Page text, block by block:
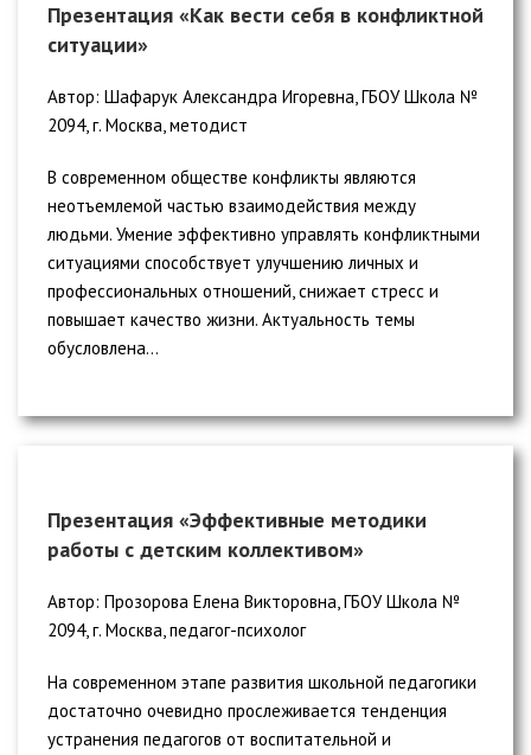
Презентация «Как вести себя в конфликтной
ситуации»
Автор: Шафарук Александра Игоревна, ГБОУ Школа №
2094, г. Москва, методист
В современном обществе конфликты являются
неотъемлемой частью взаимодействия между
людьми. Умение эффективно управлять конфликтными
ситуациями способствует улучшению личных и
профессиональных отношений, снижает стресс и
повышает качество жизни. Актуальность темы
обусловлена...
Презентация «Эффективные методики
работы с детским коллективом»
Автор: Прозорова Елена Викторовна, ГБОУ Школа №
2094, г. Москва, педагог-психолог
На современном этапе развития школьной педагогики
достаточно очевидно прослеживается тенденция
устранения педагогов от воспитательной и